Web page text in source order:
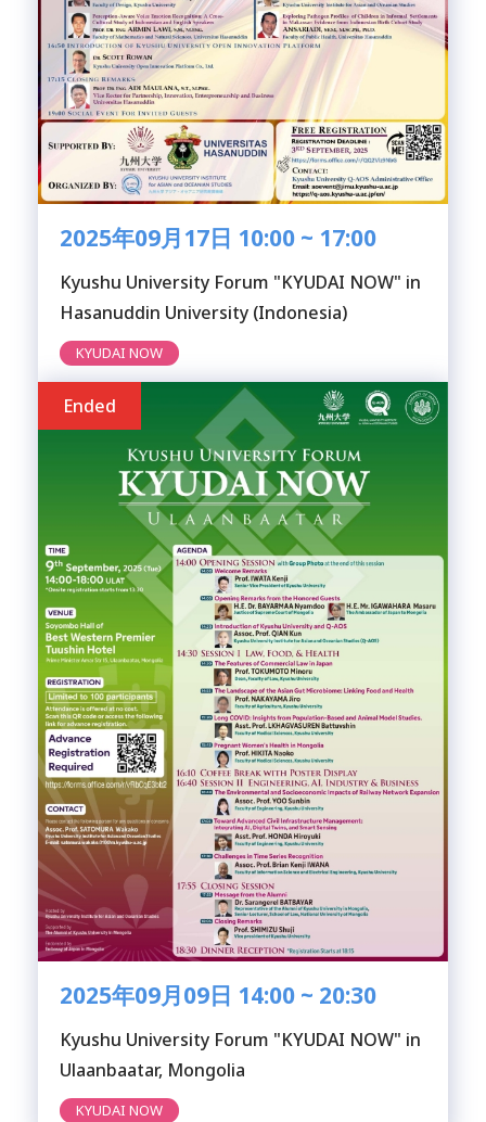
2025年09月17日 10:00 ~ 17:00
Kyushu University Forum "KYUDAI NOW" in
Hasanuddin University (Indonesia)
KYUDAI NOW
Ended
2025年09月09日 14:00 ~ 20:30
Kyushu University Forum "KYUDAI NOW" in
Ulaanbaatar, Mongolia
KYUDAI NOW